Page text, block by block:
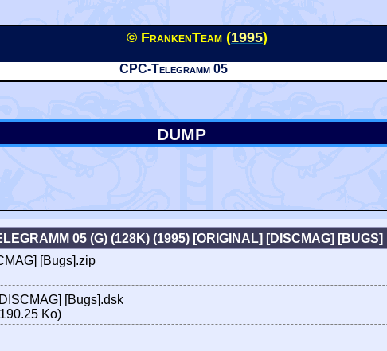
© FrankenTeam (1995)
CPC-Telegramm 05
DUMP
05 (G) (128K) (1995) [ORIGINAL] [DISCMAG] [BUGS]
[Bugs].zip
[Bugs].dsk
Ko)